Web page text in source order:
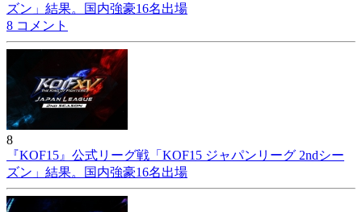
ズン」結果。国内強豪16名出場
8 コメント
8
『KOF15』公式リーグ戦「KOF15 ジャパンリーグ 2ndシー
ズン」結果。国内強豪16名出場